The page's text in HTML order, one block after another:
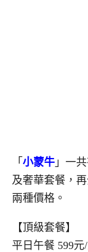
「 小蒙牛 」一
及奢華套餐，
兩種價格。
【頂級套餐】
平日午餐 599